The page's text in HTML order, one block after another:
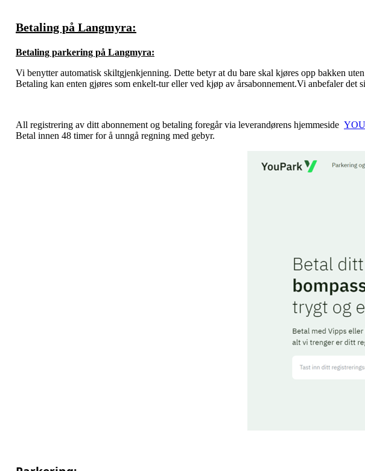
Betaling på Langmyra:
Betaling parkering på Langmyra:
Vi benytter automatisk skiltgjenkjenning. Dette betyr at du bare skal kjøres opp bakken
Betaling kan enten gjøres som enkelt-tur eller ved kjøp av årsabonnement.Vi anbefaler
All registrering av ditt abonnement og betaling foregår via leverandørens hjemmeside
Betal innen 48 timer for å unngå regning med gebyr.